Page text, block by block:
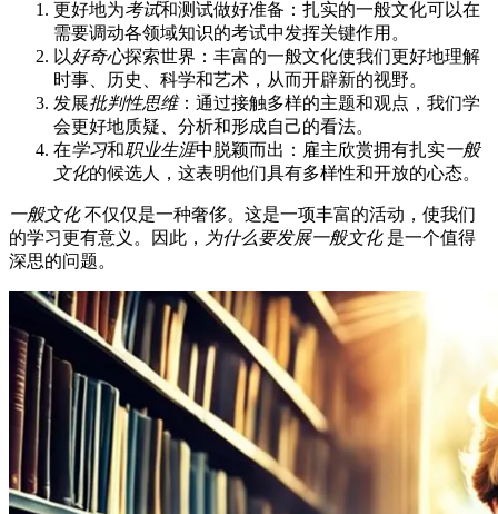
更好地为考试和测试做好准备：扎实的一般文化可以在
需要调动各领域知识的考试中发挥关键作用。
以 好奇心探索世界：丰富的一般文化使我们更好地理解
时事、历史、科学和艺术，从而开辟新的视野。
发展批判性思维：通过接触多样的主题和观点，我们学
会更好地质疑、分析和形成自己的看法。
在学习和职业生涯中脱颖而出：雇主欣赏拥有扎实一般
文化的候选人，这表明他们具有多样性和开放的心态。
一般文化不仅仅是一种奢侈。这是一项丰富的活动，使我们
的学习更有意义。因此， 为什么要发展一般文化是一个值得
深思的问题。